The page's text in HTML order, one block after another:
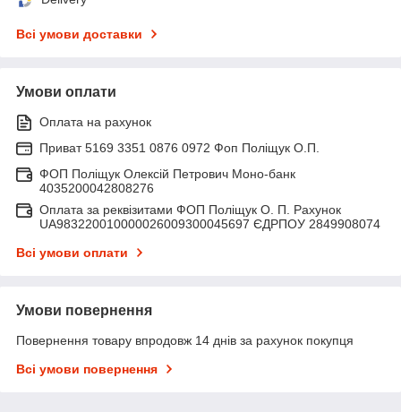
Всі умови доставки
Умови оплати
Оплата на рахунок
Приват 5169 3351 0876 0972 Фоп Поліщук О.П.
ФОП Поліщук Олексій Петрович Моно-банк
4035200042808276
Оплата за реквізитами ФОП Поліщук О. П. Рахунок
UA983220010000026009300045697 ЄДРПОУ 2849908074
Всі умови оплати
Умови повернення
Повернення товару впродовж 14 днів за рахунок покупця
Всі умови повернення